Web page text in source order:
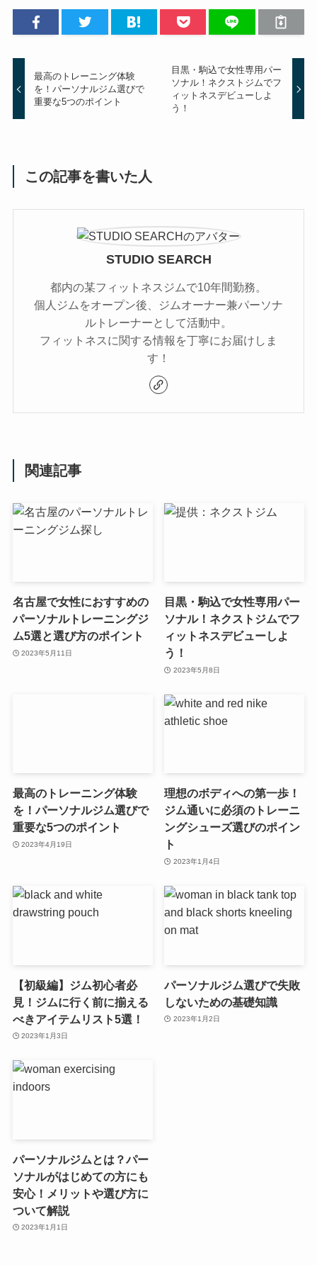
最高のトレーニング体験
を！パーソナルジム選びで
重要な5つのポイント
目黒・駒込で女性専用パー
ソナル！ネクストジムでフ
ィットネスデビューしよ
う！
この記事を書いた人
STUDIO SEARCH
都内の某フィットネスジムで10年間勤務。
個人ジムをオープン後、ジムオーナー兼パーソナ
ルトレーナーとして活動中。
フィットネスに関する情報を丁寧にお届けしま
す！
関連記事
名古屋で女性におすすめの
パーソナルトレーニングジ
ム5選と選び方のポイント
2023年5月11日
目黒・駒込で女性専用パー
ソナル！ネクストジムでフ
ィットネスデビューしよ
う！
2023年5月8日
最高のトレーニング体験
を！パーソナルジム選びで
重要な5つのポイント
2023年4月19日
理想のボディへの第一歩！
ジム通いに必須のトレーニ
ングシューズ選びのポイン
ト
2023年1月4日
【初級編】ジム初心者必
見！ジムに行く前に揃える
べきアイテムリスト5選！
2023年1月3日
パーソナルジム選びで失敗
しないための基礎知識
2023年1月2日
パーソナルジムとは？パー
ソナルがはじめての方にも
安心！メリットや選び方に
ついて解説
2023年1月1日